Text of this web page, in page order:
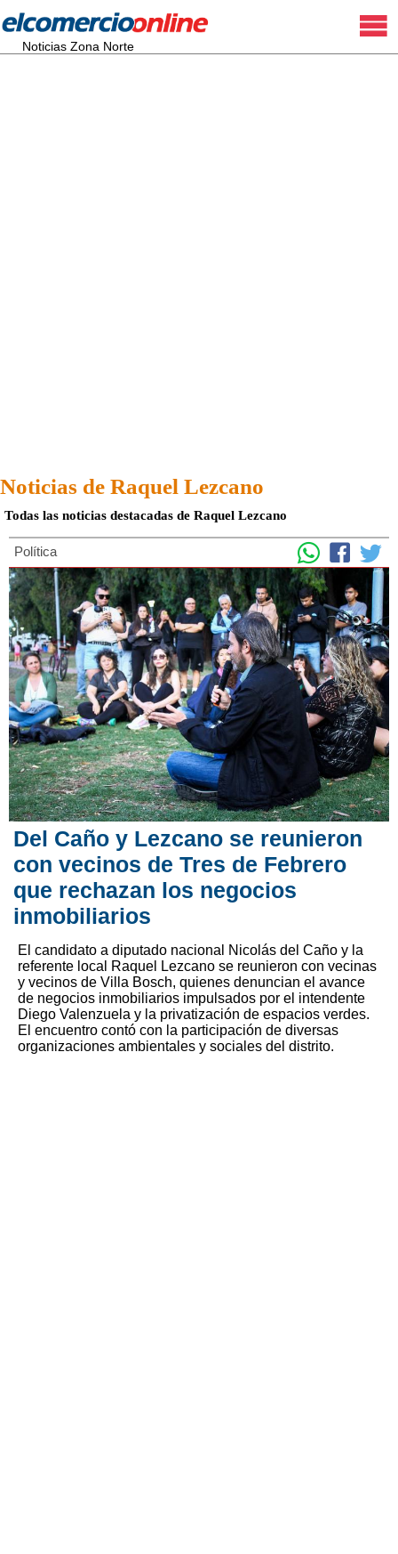
Noticias Zona Norte
Noticias de Raquel Lezcano
Todas las noticias destacadas de Raquel Lezcano
Política
Del Caño y Lezcano se reunieron
con vecinos de Tres de Febrero
que rechazan los negocios
inmobiliarios
El candidato a diputado nacional Nicolás del Caño y la
referente local Raquel Lezcano se reunieron con vecinas
y vecinos de Villa Bosch, quienes denuncian el avance
de negocios inmobiliarios impulsados por el intendente
Diego Valenzuela y la privatización de espacios verdes.
El encuentro contó con la participación de diversas
organizaciones ambientales y sociales del distrito.